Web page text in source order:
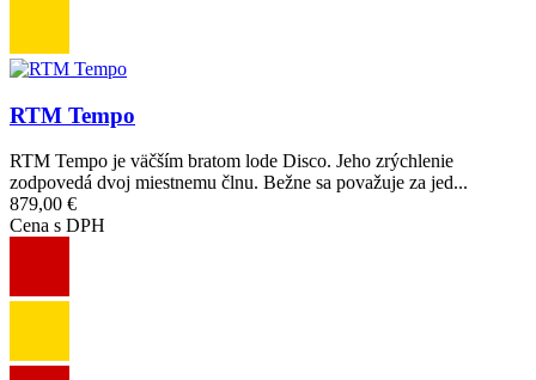
Obrázok
RTM Tempo
RTM Tempo je väčším bratom lode Disco. Jeho zrýchlenie
zodpovedá dvoj miestnemu člnu. Bežne sa považuje za jed...
879,00 €
Cena s DPH